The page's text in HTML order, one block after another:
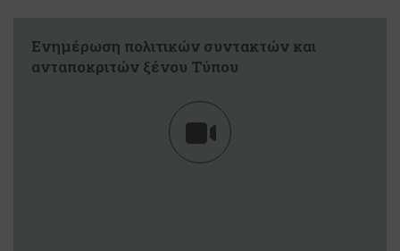
Ενημέρωση πολιτικών συντακτών και
ανταποκριτών ξένου Τύπου